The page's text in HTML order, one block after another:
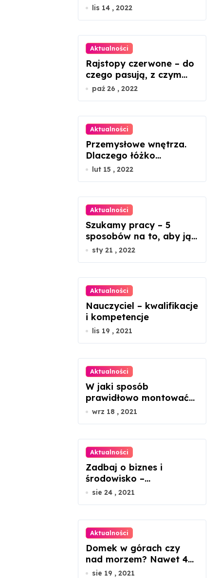
lis 14 , 2022
Aktualności
Rajstopy czerwone – do
czego pasują, z czym
nosić?
paź 26 , 2022
Aktualności
Przemysłowe wnętrza.
Dlaczego łóżko
metalowe będzie
lut 15 , 2022
Aktualności
Szukamy pracy – 5
sposobów na to, aby ją
znaleźć
sty 21 , 2022
Aktualności
Nauczyciel – kwalifikacje
i kompetencje
lis 19 , 2021
Aktualności
W jaki sposób
prawidłowo montować
panele fotowoltaiczne?
wrz 18 , 2021
Aktualności
Zadbaj o biznes i
środowisko –
ekologiczne porady dla
sie 24 , 2021
Aktualności
Domek w górach czy
nad morzem? Nawet 45
proc. wzrosty cen
sie 19 , 2021